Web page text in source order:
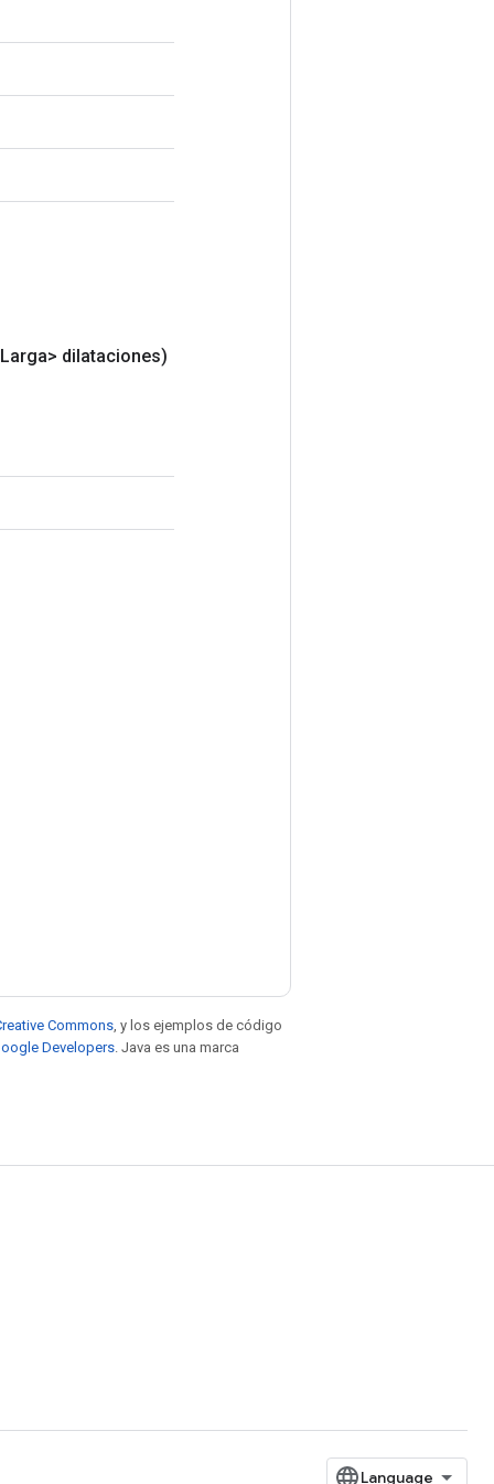
dilataciones)
Commons , y los ejemplos de código
Developers . Java es una marca